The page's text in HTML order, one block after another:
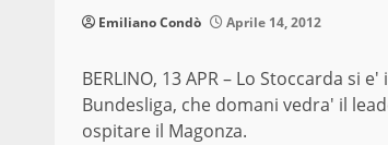
Emiliano Condò Aprile 14, 2012
BERLINO, 13 APR – Lo Stoccarda
Bundesliga, che domani vedra' il
ospitare il Magonza.